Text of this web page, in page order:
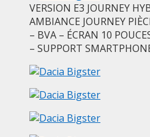
VERSION E3 JOURNEY
AMBIANCE JOURNEY
– BVA – ÉCRAN 10
– SUPPORT